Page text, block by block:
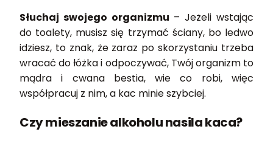
Słuchaj swojego organizmu – Jeżeli wstając
do toalety, musisz się trzymać ściany, bo ledwo
idziesz, to znak, że zaraz po skorzystaniu trzeba
wracać do łóżka i odpoczywać, Twój organizm to
mądra i cwana bestia, wie co robi, więc
współpracuj z nim, a kac minie szybciej.
Czy mieszanie alkoholu nasila kaca?